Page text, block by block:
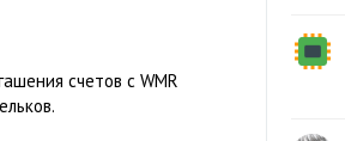
счетов с WMR